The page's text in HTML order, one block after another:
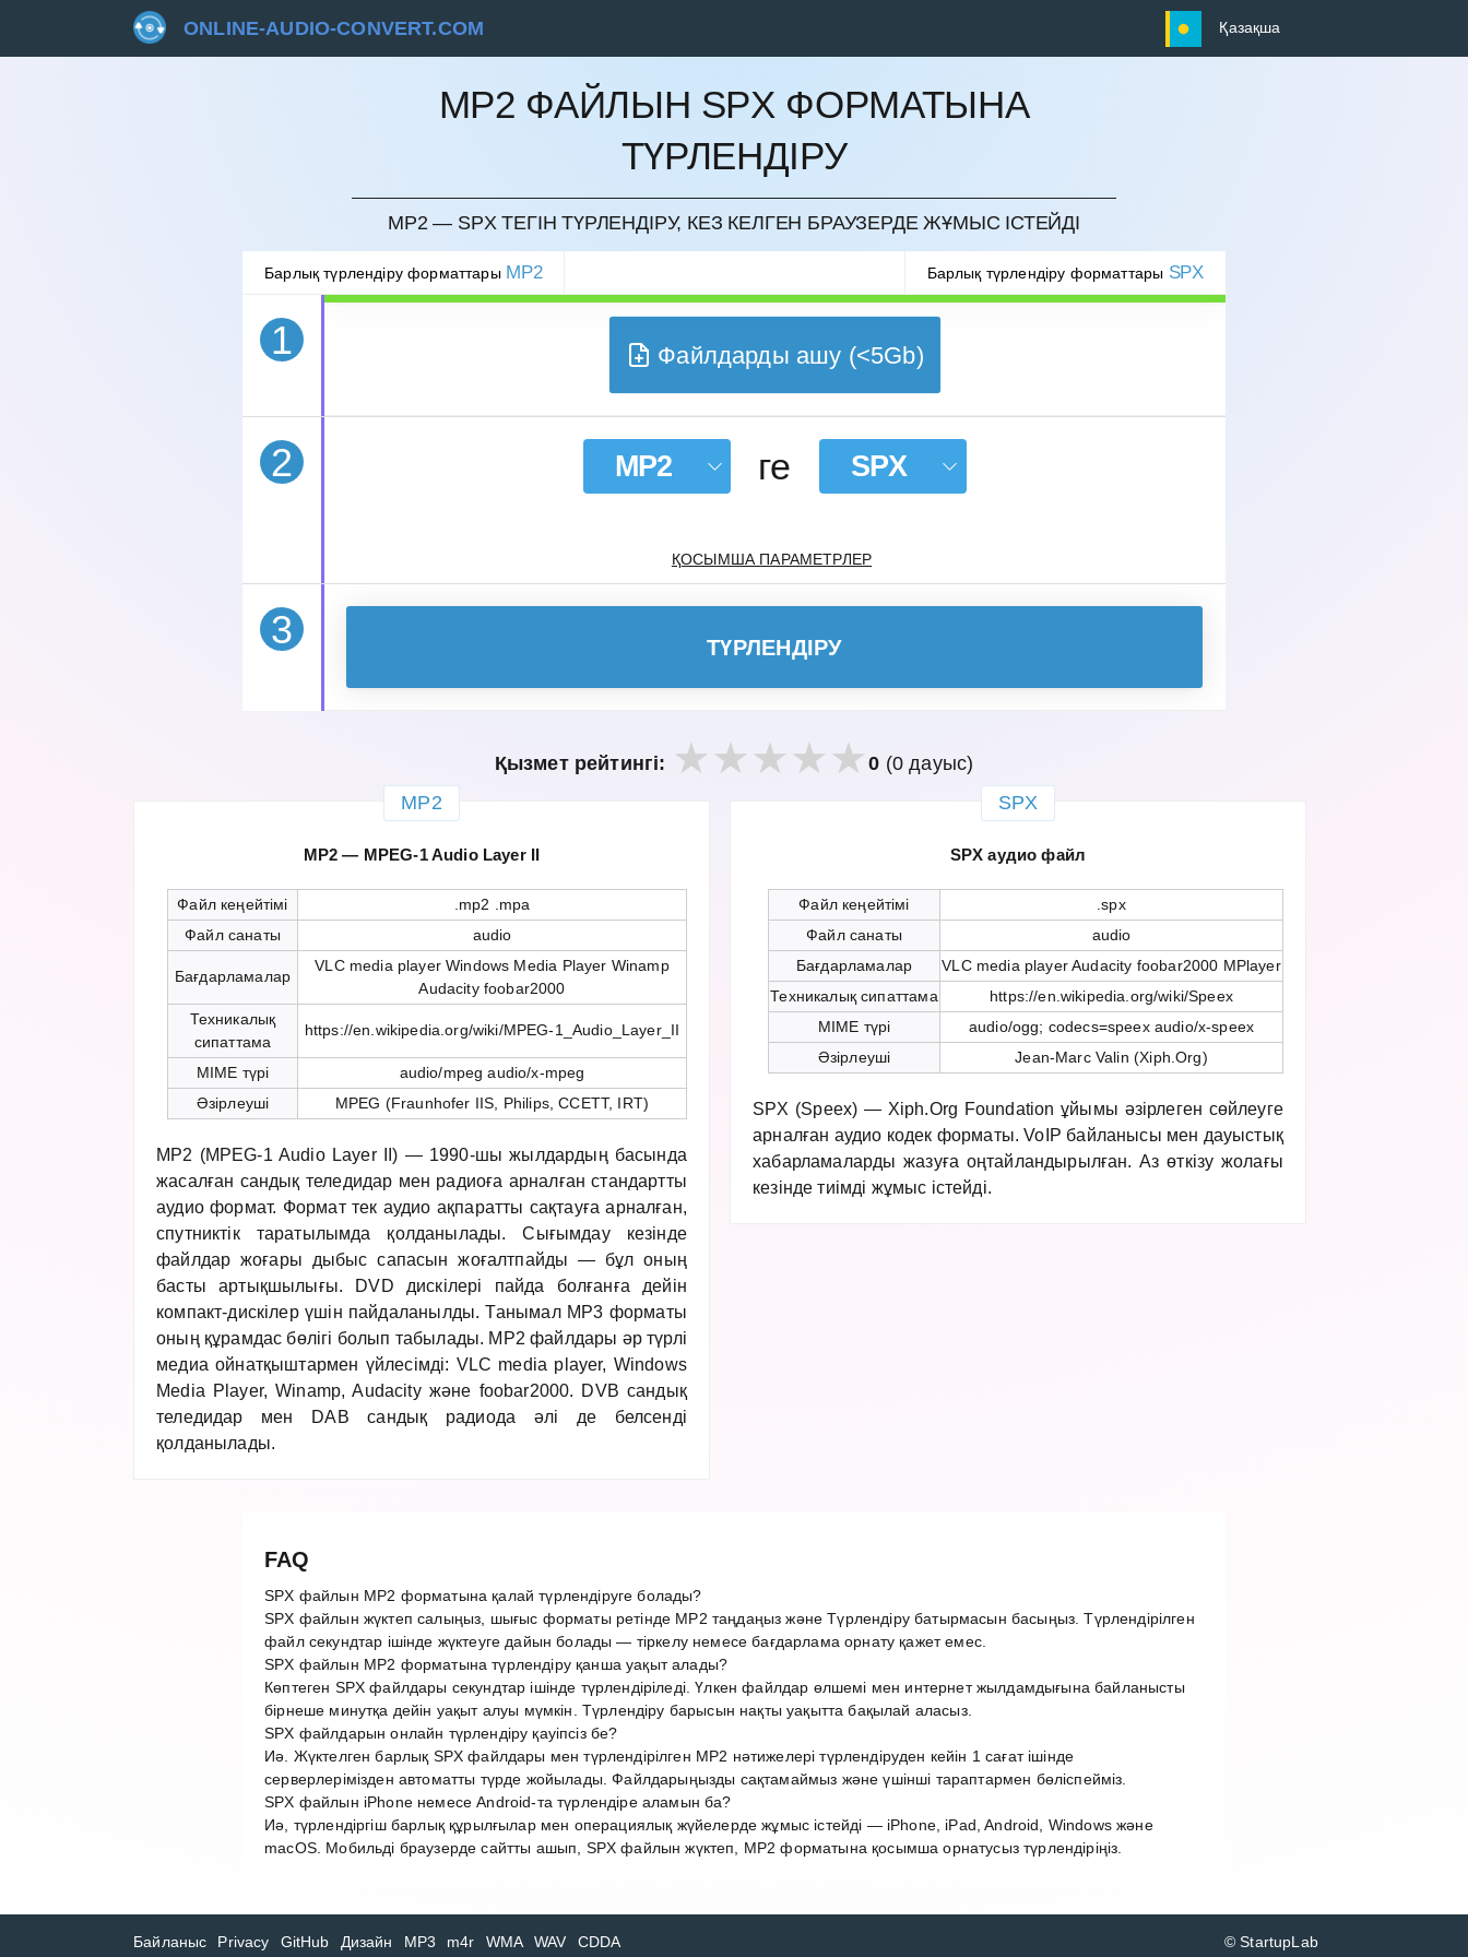
ONLINE-AUDIO-CONVERT.COM Қазақша
MP2 ФАЙЛЫН SPX ФОРМАТЫНА
ТҮРЛЕНДІРУ
MP2 — SPX ТЕГІН ТҮРЛЕНДІРУ, КЕЗ КЕЛГЕН БРАУЗЕРДЕ ЖҰМЫС ІСТЕЙДІ
Барлық түрлендіру форматтары MP2 Барлық түрлендіру форматтары SPX
1
БОЛДЫРМАУ
Файлдарды ашу (<5Gb)
2 MP2 ге SPX
ҚОСЫМША ПАРАМЕТРЛЕР
3 ТҮРЛЕНДІРУ
Қызмет рейтингі: 0 (0 дауыс)
MP2
MP2 — MPEG-1 Audio Layer II
Файл кеңейтімі
.mp2 .mpa
Файл санаты
audio
Бағдарламалар
VLC media player Windows Media Player Winamp
Audacity foobar2000
Техникалық
сипаттама
https://en.wikipedia.org/wiki/MPEG-1_Audio_Layer_II
MIME түрі
audio/mpeg audio/x-mpeg
Әзірлеуші
MPEG (Fraunhofer IIS, Philips, CCETT, IRT)
MP2 (MPEG-1 Audio Layer II) — 1990-шы жылдардың басында
жасалған сандық теледидар мен радиоға арналған стандартты
аудио формат. Формат тек аудио ақпаратты сақтауға арналған,
спутниктік таратылымда қолданылады. Сығымдау кезінде
файлдар жоғары дыбыс сапасын жоғалтпайды — бұл оның
басты артықшылығы. DVD дискілері пайда болғанға дейін
компакт-дискілер үшін пайдаланылды. Танымал MP3 форматы
оның құрамдас бөлігі болып табылады. MP2 файлдары әр түрлі
медиа ойнатқыштармен үйлесімді: VLC media player, Windows
Media Player, Winamp, Audacity және foobar2000. DVB сандық
теледидар мен DAB сандық радиода әлі де белсенді
қолданылады.
SPX
SPX аудио файл
Файл кеңейтімі
.spx
Файл санаты
audio
Бағдарламалар
VLC media player Audacity foobar2000 MPlayer
Техникалық сипаттама
https://en.wikipedia.org/wiki/Speex
MIME түрі
audio/ogg; codecs=speex audio/x-speex
Әзірлеуші
Jean-Marc Valin (Xiph.Org)
SPX (Speex) — Xiph.Org Foundation ұйымы әзірлеген сөйлеуге
арналған аудио кодек форматы. VoIP байланысы мен дауыстық
хабарламаларды жазуға оңтайландырылған. Аз өткізу жолағы
кезінде тиімді жұмыс істейді.
FAQ
SPX файлын MP2 форматына қалай түрлендіруге болады?
SPX файлын жүктеп салыңыз, шығыс форматы ретінде MP2 таңдаңыз және Түрлендіру батырмасын басыңыз. Түрлендірілген
файл секундтар ішінде жүктеуге дайын болады — тіркелу немесе бағдарлама орнату қажет емес.
SPX файлын MP2 форматына түрлендіру қанша уақыт алады?
Көптеген SPX файлдары секундтар ішінде түрлендіріледі. Үлкен файлдар өлшемі мен интернет жылдамдығына байланысты
бірнеше минутқа дейін уақыт алуы мүмкін. Түрлендіру барысын нақты уақытта бақылай аласыз.
SPX файлдарын онлайн түрлендіру қауіпсіз бе?
Иә. Жүктелген барлық SPX файлдары мен түрлендірілген MP2 нәтижелері түрлендіруден кейін 1 сағат ішінде
серверлерімізден автоматты түрде жойылады. Файлдарыңызды сақтамаймыз және үшінші тараптармен бөліспейміз.
SPX файлын iPhone немесе Android-та түрлендіре аламын ба?
Иә, түрлендіргіш барлық құрылғылар мен операциялық жүйелерде жұмыс істейді — iPhone, iPad, Android, Windows және
macOS. Мобильді браузерде сайтты ашып, SPX файлын жүктеп, MP2 форматына қосымша орнатусыз түрлендіріңіз.
Байланыс Privacy GitHub Дизайн MP3 m4r WMA WAV CDDA © StartupLab